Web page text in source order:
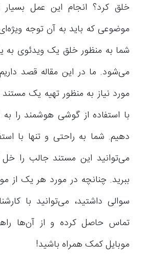
خلق کرد؟ انجام این عمل
موضوعی که باید به آن توجه
شما به منظور خلق یک ویدئوی به
می‌شود. ما در این مقاله قصد
مورد نیاز به منظور تهیه یک
با استفاده از گوشی هوشمند را
دهیم. شما به راحتی و تنها با
می‌توانید این مستند جالب را
ببرید. چنانچه در مورد هر یک از
سوالی داشتید، می‌توانید با
تماس حاصل کرده و از آن‌ها
موبایل کمک همراه باشید!